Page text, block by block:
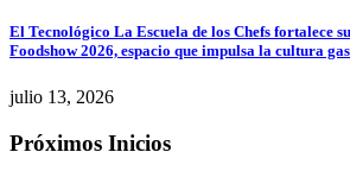
El Tecnológico La Escuela de los Chefs fortalece
Foodshow 2026, espacio que impulsa la cultura
julio 13, 2026
Próximos Inicios